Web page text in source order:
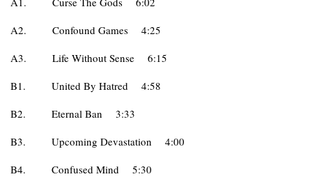
A2.
Confound Games
4:25
A3.
Life Without Sense
6:15
B1.
United By Hatred
4:58
B2.
Eternal Ban
3:33
B3.
Upcoming Devastation
4:00
B4.
Confused Mind 5:30